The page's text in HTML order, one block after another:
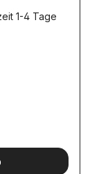
1-4 Tage